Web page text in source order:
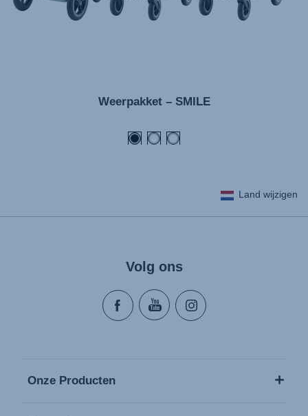
Upute za uporabu (Hrvatski jezik)
Kasutusjuhend (Eesti keel)
Käyttöohjeet (Suomi)
Lietošanas instrukcija (Latviešu valoda)
Naudojimo instrukcija (Lietuvių kalba)
Instrucţiuni de utilizare (Limba română)
Uputstvo za korišcenje (Srpski)
Navodila za uporabo (Slovenščina)
Weerpakket – SMILE
Land wijzigen
Volg ons
Onze Producten